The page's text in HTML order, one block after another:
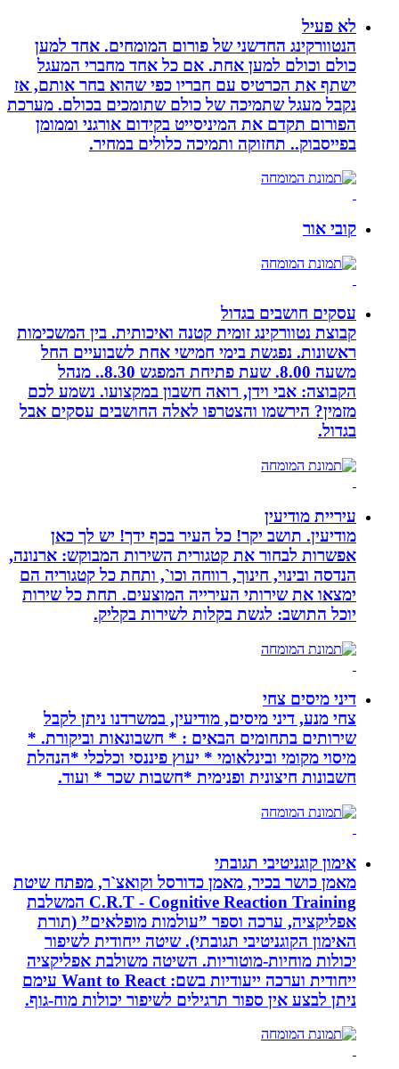
לא פעיל
הנטוורקינג החדשני של פורום המומחים. אחד למען
כולם וכולם למען אחת. אם כל אחד מחברי המעגל
ישתף את הכרטיס עם חבריו כפי שהוא בחר אותם, אז
נקבל מעגל שתמיכה של כולם שתומכים בכולם. מערכת
הפורום תקדם את המיניסייט בקידום אורגני וממומן
בפייסבוק.. תחזוקה ותמיכה כלולים במחיר.
קובי אור
עסקים חושבים בגדול
קבוצת נטוורקינג זומית קטנה ואיכותית. בין המשכימות
ראשונות. נפגשת בימי חמישי אחת לשבועיים החל
משעה 8.00. שעת פתיחת המפגש 8.30.. מנהל
הקבוצה: אבי וידן, רואה חשבון במקצועו. נשמע לכם
מזמין? הירשמו והצטרפו לאלה החושבים עסקים אבל
בגדול.
עיריית מודיעין
מודיעין. תושב יקר! כל העיר בכף ידך! יש לך כאן
אפשרות לבחור את קטגורית השירות המבוקש: ארנונה,
הנדסה ובינוי, חינוך, רווחה וכו`, ותחת כל קטגוריה הם
ימצאו את שירותי העירייה המוצעים. תחת כל שירות
יוכל התושב: לגשת בקלות לשירות בקליק.
דיני מיסים צחי
צחי מנע, דיני מיסים, מודיעין, במשרדנו ניתן לקבל
שירותים בתחומים הבאים : * חשבונאות וביקורת. *
מיסוי מקומי ובינלאומי * יעוץ פיננסי וכלכלי *הנהלת
חשבונות חיצונית ופנימית *חשבות שכר * ועוד.
אימון קוגניטיבי תגובתי
מאמן כושר בכיר, מאמן כדורסל וקואצ`ר, מפתח שיטת
C.R.T - Cognitive Reaction Training המשלבת
אפליקציה, ערכה וספר ”עולמות מופלאים” (תורת
האימון הקוגניטיבי תגובתי). שיטה ייחודית לשיפור
יכולות מוחיות-מוטוריות. השיטה משולבת אפליקציה
ייחודית וערכה ייעודיות בשם: Want to React עימם
ניתן לבצע אין ספור תרגילים לשיפור יכולות מוח-גוף.